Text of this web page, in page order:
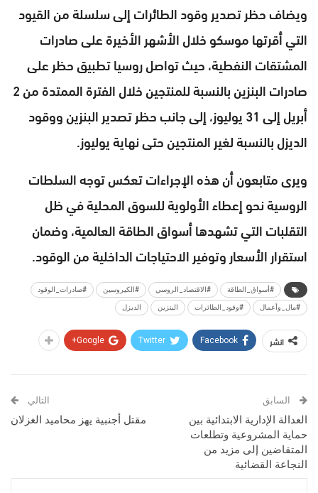
ويضاف حظر تصدير وقود الطائرات إلى سلسلة من القيود
التي أقرتها موسكو خلال الأشهر الأخيرة على صادرات
المشتقات النفطية، حيث تواصل روسيا تطبيق حظر على
صادرات البنزين بالنسبة للمنتجين خلال الفترة الممتدة من 2
أبريل إلى 31 يوليوز، إلى جانب حظر تصدير البنزين ووقود
الديزل بالنسبة لغير المنتجين حتى نهاية يوليوز.
ويرى متابعون أن هذه الإجراءات تعكس توجه السلطات
الروسية نحو إعطاء الأولوية للسوق المحلية في ظل
التقلبات التي تشهدها أسواق الطاقة العالمية، وضمان
استقرار الأسعار وتوفير الاحتياجات الداخلية من الوقود.
#أسواق_الطاقة #الاقتصاد_الروسي #الكيروسين #صادرات_الوقود
#مال_وأعمال #وقود_الطائرات البنزين الديزل
انشر Facebook
Twitter
Google+
السابق
العدالة الإدارية الابتدائية بين
حماية المشروعية وتطلعات
المتقاضين إلى مزيد من
النجاعة القضائية
التالي
مقتل أجنبية يهز محاميد الغزلان